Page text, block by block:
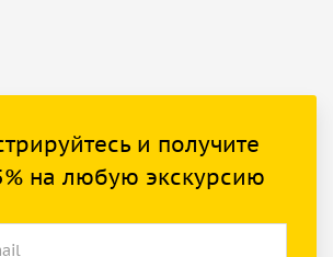
и получите
на любую экскурсию